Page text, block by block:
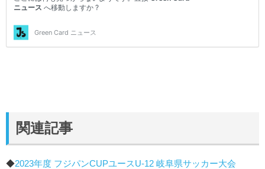
関連記事
◆2023年度 フジパンCUPユースU-12 岐阜県サッカー大会